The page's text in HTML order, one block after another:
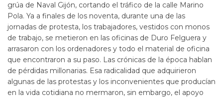
grúa de Naval Gijón, cortando el tráfico de la calle Marino
Pola. Ya a finales de los noventa, durante una de las
jornadas de protesta, los trabajadores, vestidos con monos
de trabajo, se metieron en las oficinas de Duro Felguera y
arrasaron con los ordenadores y todo el material de oficina
que encontraron a su paso. Las crónicas de la época hablan
de pérdidas millonarias. Esa radicalidad que adquirieron
algunas de las protestas y los inconvenientes que producían
en la vida cotidiana no mermaron, sin embargo, el apoyo